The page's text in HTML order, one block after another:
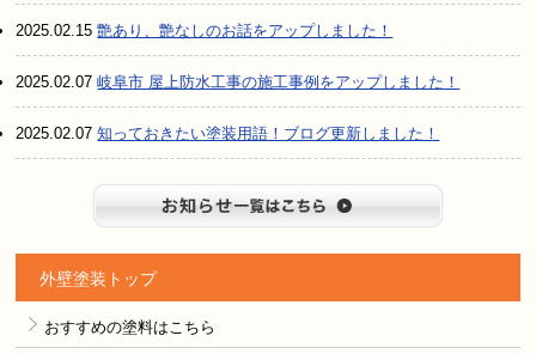
2025.02.15艶あり、艶なしのお話をアップしました！
2025.02.07岐阜市 屋上防水工事の施工事例をアップしました！
2025.02.07知っておきたい塗装用語！ブログ更新しました！
外壁塗装トップ
おすすめの塗料はこちら